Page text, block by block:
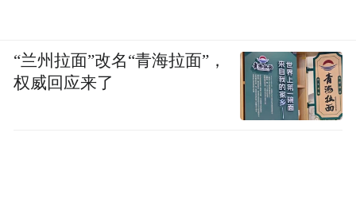
“兰州拉面”改名“青海拉面”，
权威回应来了